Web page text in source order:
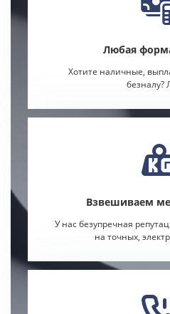
Любая
Хотите наличные,
безналу?
Взвешиваем
У нас безупречная
на точных,